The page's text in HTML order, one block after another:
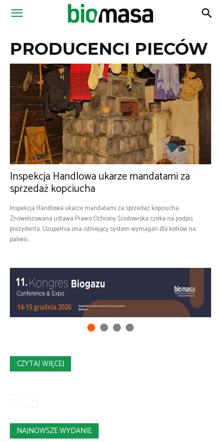
Magazyn
PRODUCENCI PIECÓW
Inspekcja Handlowa ukarze mandatami za
sprzedaż kopciucha
Inspekcja Handlowa ukarze mandatami za sprzedaż kopciucha.
Znowelizowana ustawa Prawo Ochrony Środowiska czeka na podpis
prezydenta. Uzupełnia ona istniejący system wymagań dla kotłów na
paliwo...
CZYTAJ WIĘCEJ
NAJNOWSZE WYDANIE